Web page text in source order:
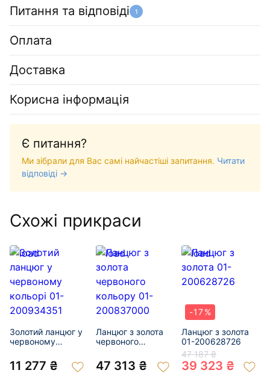
Питання та відповіді 1
Оплата
Доставка
Корисна інформація
Є питання?
Ми зібрали для Вас самі найчастіші запитання. Читати
відповіді →
Схожі прикраси
Золотий ланцюг у
червоному
200934351
11 277 ₴
Ланцюг з золота
червоного
200837000
47 313 ₴
-17%
Ланцюг з золота
01-200628726
47 187 ₴
39 323 ₴